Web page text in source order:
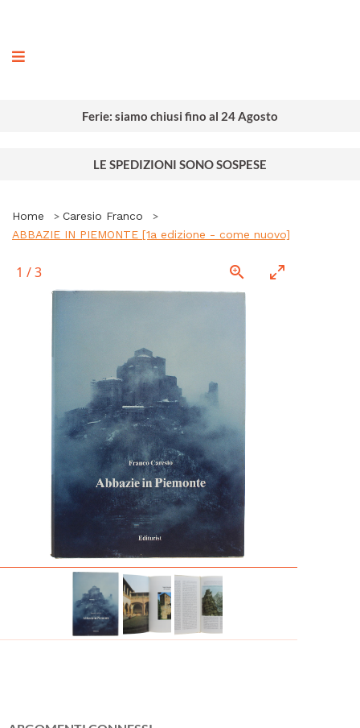
Ferie: siamo chiusi fino al 24 Agosto
LE SPEDIZIONI SONO SOSPESE
Home
Caresio Franco
ABBAZIE IN PIEMONTE [1a edizione - come nuovo]
1 /3